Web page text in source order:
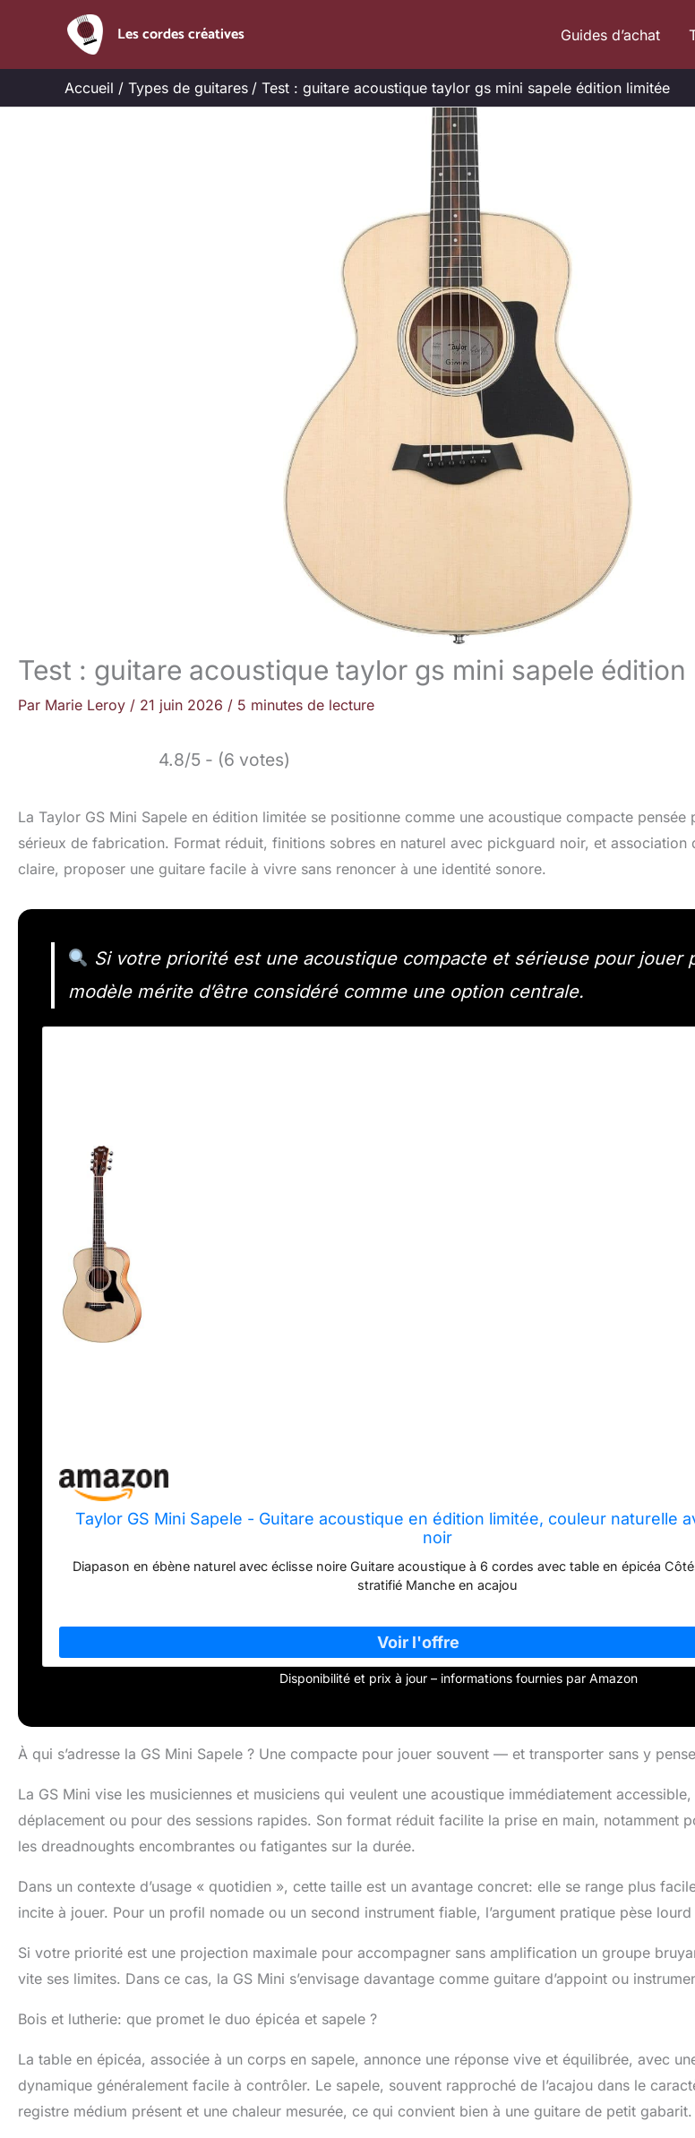
Les cordes créatives Guides d’achat
Accueil Types de guitares Test : guitare acoustique taylor gs mini sapele édition limitée
Test : guitare acoustique taylor gs mini sapele édition
Par Marie Leroy / 21 juin 2026 / 5 minutes de lecture
4.8/5 - (6 votes)
La Taylor GS Mini Sapele en édition limitée se positionne comme une acoustique compacte
sérieux de fabrication. Format réduit, finitions sobres en naturel avec pickguard noir, et association
claire, proposer une guitare facile à vivre sans renoncer à une identité sonore.
Si votre priorité est une acoustique compacte et sérieuse pour jouer
modèle mérite d’être considéré comme une option centrale.
Taylor GS Mini Sapele - Guitare acoustique en édition limitée, couleur naturelle
noir
Diapason en ébène naturel avec éclisse noire Guitare acoustique à 6 cordes avec table en épicéa
stratifié Manche en acajou
Disponibilité et prix à jour – informations fournies par Amazon
À qui s’adresse la GS Mini Sapele ? Une compacte pour jouer souvent — et transporter sans y
La GS Mini vise les musiciennes et musiciens qui veulent une acoustique immédiatement
déplacement ou pour des sessions rapides. Son format réduit facilite la prise en main, notamment
les dreadnoughts encombrantes ou fatigantes sur la durée.
Dans un contexte d’usage « quotidien », cette taille est un avantage concret: elle se range plus
incite à jouer. Pour un profil nomade ou un second instrument fiable, l’argument pratique pèse
Si votre priorité est une projection maximale pour accompagner sans amplification un groupe
vite ses limites. Dans ce cas, la GS Mini s’envisage davantage comme guitare d’appoint ou
Bois et lutherie: que promet le duo épicéa et sapele ?
La table en épicéa, associée à un corps en sapele, annonce une réponse vive et équilibrée, avec
dynamique généralement facile à contrôler. Le sapele, souvent rapproché de l’acajou dans le
registre médium présent et une chaleur mesurée, ce qui convient bien à une guitare de petit gabarit.